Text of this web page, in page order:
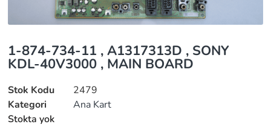
1-874-734-11 , A1317313D , SONY
KDL-40V3000 , MAIN BOARD
Stok Kodu
2479
Kategori
Ana Kart
Stokta yok